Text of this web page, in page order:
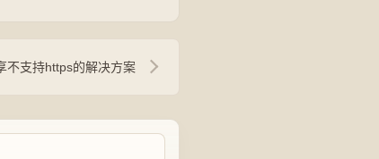
不支持https的解决方案